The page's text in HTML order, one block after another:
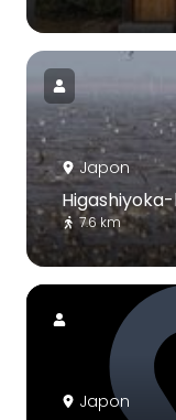
Japon
7.6 km
Japon